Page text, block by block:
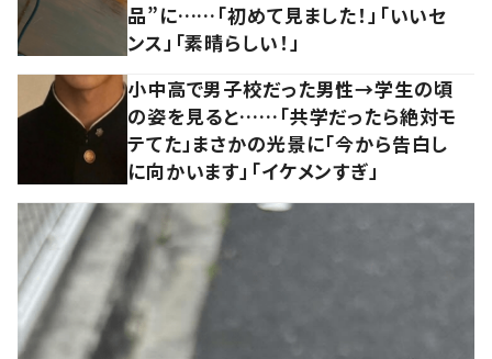
品”に……「初めて見ました！」「いいセ
ンス」「素晴らしい！」
小中高で男子校だった男性→学生の頃
の姿を見ると……「共学だったら絶対モ
テてた」まさかの光景に「今から告白し
に向かいます」「イケメンすぎ」